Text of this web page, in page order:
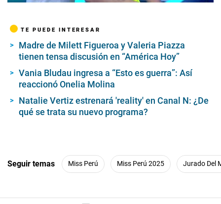
TE PUEDE INTERESAR
Madre de Milett Figueroa y Valeria Piazza
tienen tensa discusión en “América Hoy”
Vania Bludau ingresa a “Esto es guerra”: Así
reaccionó Onelia Molina
Natalie Vertiz estrenará 'reality' en Canal N: ¿De
qué se trata su nuevo programa?
Seguir temas Miss Perú Miss Perú 2025 Jurado Del